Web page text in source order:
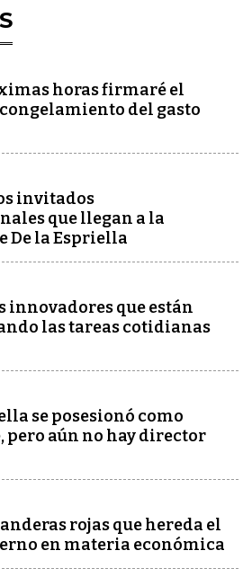
horas firmaré el
del gasto
invitados
que llegan a la
De la Espriella
innovadores que están
las tareas cotidianas
se posesionó como
pero aún no hay director
rojas que hereda el
en materia económica